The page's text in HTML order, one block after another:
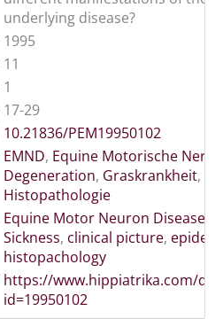
underlying disease?
1995
11
1
17-29
10.21836/PEM19950102
EMND, Equine Motorische
Degeneration, Graskrankheit,
Histopathologie
Equine Motor Neuron Disease
Sickness, clinical picture,
histopachology
https://www.hippiatrika.com/
id=19950102